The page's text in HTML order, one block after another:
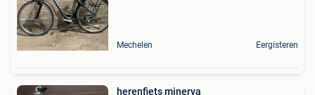
Mechelen Eergisteren
herenfiets minerva